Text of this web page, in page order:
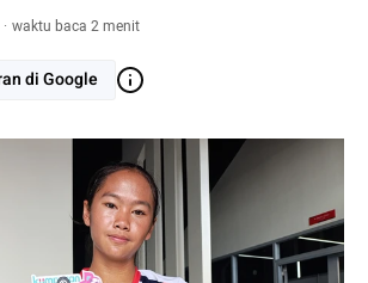
· waktu baca 2 menit
di Google